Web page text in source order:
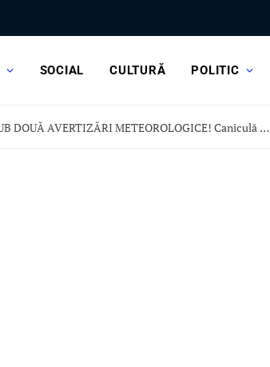
SOCIAL CULTURĂ POLITIC
DÂMBOVIȚA, SUB DOUĂ AVERTIZĂRI METEOROLOGICE! Caniculă dar și vijelii și ploi torențiale